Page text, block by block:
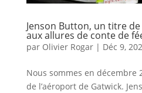
Jenson Button, un titre
aux allures de conte de
par Olivier Rogar| Déc 9,
Nous sommes en décembre
de l’aéroport de Gatwick.